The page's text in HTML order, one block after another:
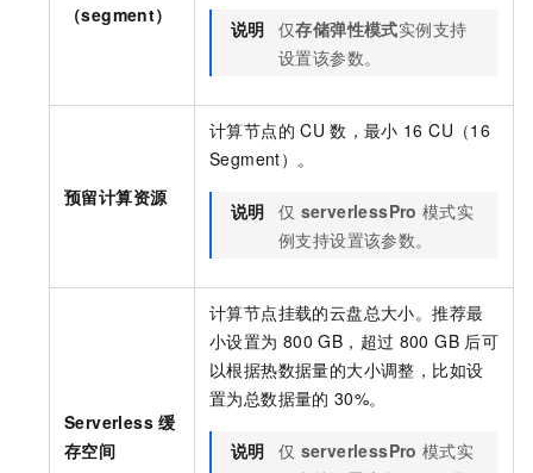
（segment）
说明 仅存储弹性模式实例支持
设置该参数。
预留计算资源
计算节点的 CU 数，最小 16 CU（16
Segment）。
说明 仅 serverlessPro 模式实
例支持设置该参数。
Serverless 缓
存空间
计算节点挂载的云盘总大小。推荐最
小设置为 800 GB，超过 800 GB 后可
以根据热数据量的大小调整，比如设
置为总数据量的 30%。
说明 仅 serverlessPro 模式实